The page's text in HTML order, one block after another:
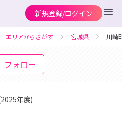
新規登録/ログイン
エリアからさがす 宮城県 川崎
フォロー
年度)